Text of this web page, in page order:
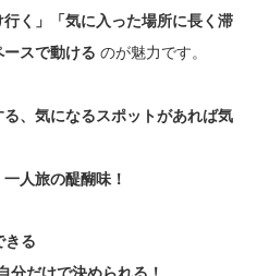
く」「気に入った場所に長く滞
スで動ける のが魅力です。
る、気になるスポットがあれば気
人旅の醍醐味！
きる